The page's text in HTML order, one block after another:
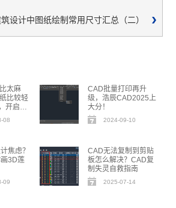
设计中图纸绘制常用尺寸汇总（二）
太麻
比较轻
开启高
08
CAD批量打印再升
级，浩辰CAD2025上
大分！
2024-09-10
焦虑？
3D莲
09
CAD无法复制到剪贴
板怎么解决？CAD复
制失灵自救指南
2025-07-14